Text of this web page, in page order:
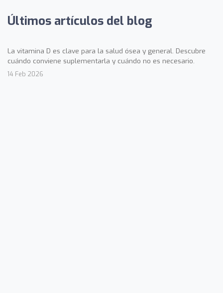
Últimos artículos del blog
La vitamina D es clave para la salud ósea y general. Descubre
cuándo conviene suplementarla y cuándo no es necesario.
14 Feb 2026